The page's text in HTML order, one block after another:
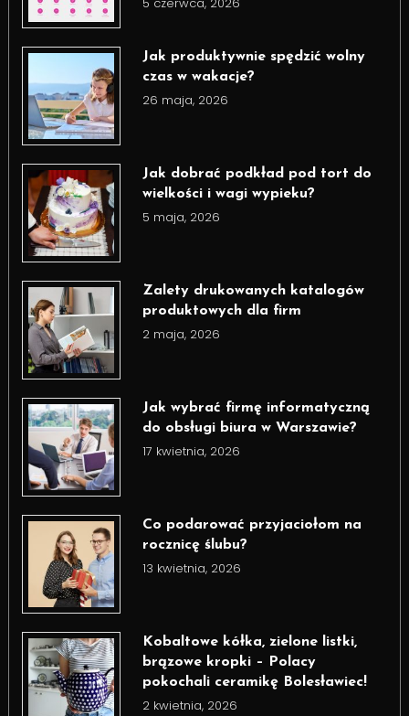
Jak produktywnie spędzić wolny
czas w wakacje?
26 maja, 2026
Jak dobrać podkład pod tort do
wielkości i wagi wypieku?
5 maja, 2026
Zalety drukowanych katalogów
produktowych dla firm
2 maja, 2026
Jak wybrać firmę informatyczną
do obsługi biura w Warszawie?
17 kwietnia, 2026
Co podarować przyjaciołom na
rocznicę ślubu?
13 kwietnia, 2026
Kobaltowe kółka, zielone listki,
brązowe kropki – Polacy
pokochali ceramikę Bolesławiec!
2 kwietnia, 2026